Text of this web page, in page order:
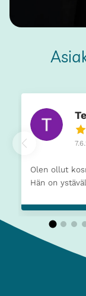
Olen ollut
Hän on